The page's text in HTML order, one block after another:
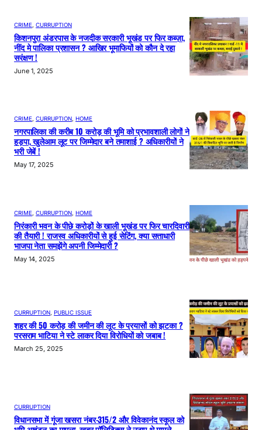
CRIME CURRUPTION
किशनपुरा अंडरपास के नजदीक सरकारी भूखंड पर फिर कब्ज़ा,
नींद मे पालिका प्रशासन ? आखिर भूमाफियों को कौन दे रहा
सरंक्षण !
June 1, 2025
CRIME, CURRUPTION, HOME
नगरपालिका की करीब 10 करोड़ की भूमि को प्रभावशाली लोगों ने
हड़पा, खुलेआम लूट पर जिम्मेदार बने तमाशाई ? अधिकारीयों ने
भरी जेबें !
May 17, 2025
CRIME, CURRUPTION, HOME
निरंकारी भवन के पीछे करोड़ों के खाली भूखंड पर फिर चारदिवारी
की तैयारी ! राजस्व अधिकारीयों से हुई सेटिंग, क्या सत्ताधारी
भाजपा नेता समझेंगे अपनी जिम्मेदारी ?
May 14, 2025
CURRUPTION PUBLIC ISSUE
शहर की 50 करोड़ की जमीन की लूट के प्रयासों को झटका ?
परसराम भाटिया ने स्टे लाकर दिया विरोधियों को जबाब !
March 25, 2025
CURRUPTION
विधानसभा में गूंजा खसरा नंबर-315/2 और विवेकानंद स्कूल को